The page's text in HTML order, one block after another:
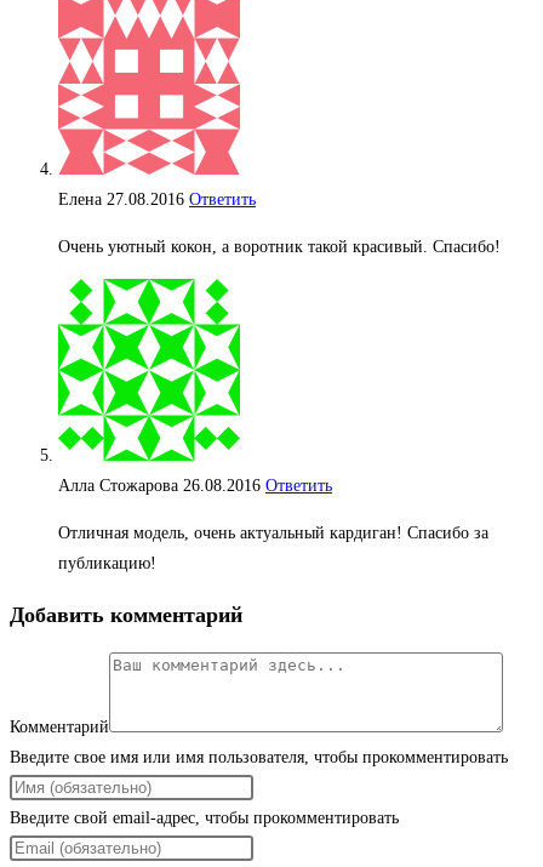
Елена 27.08.2016 Ответить
Очень уютный кокон, а воротник такой красивый. Спасибо!
Алла Стожарова 26.08.2016 Ответить
Отличная модель, очень актуальный кардиган! Спасибо за
публикацию!
Добавить комментарий
Комментарий
Введите свое имя или имя пользователя, чтобы прокомментировать
Введите свой email-адрес, чтобы прокомментировать